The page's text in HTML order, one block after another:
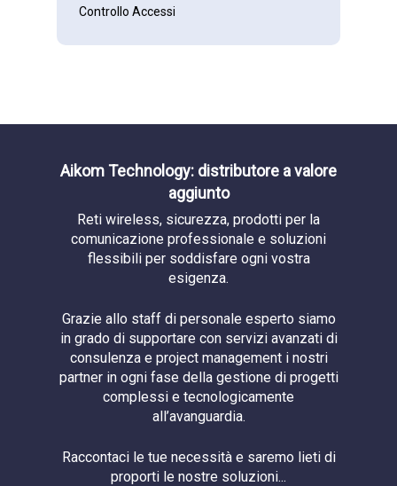
Controllo Accessi
Evento
Hospitality
Lettura Targhe
LTE
MOTOTRBO
Networking
PoE
Router
Aikom Technology: distributore a valore
aggiunto
Reti wireless, sicurezza, prodotti per la
comunicazione professionale e soluzioni
flessibili per soddisfare ogni vostra
esigenza.
Grazie allo staff di personale esperto siamo
in grado di supportare con servizi avanzati di
consulenza e project management i nostri
partner in ogni fase della gestione di progetti
complessi e tecnologicamente
all’avanguardia.
Raccontaci le tue necessità e saremo lieti di
proporti le nostre soluzioni...